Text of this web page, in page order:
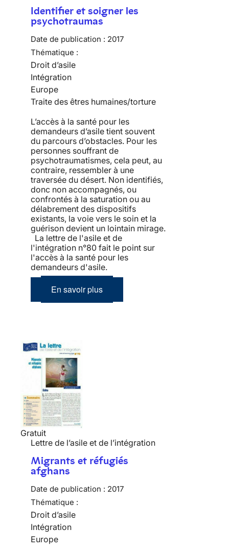
Identifier et soigner les
psychotraumas
Date de publication : 2017
Thématique :
Droit d’asile
Intégration
Europe
Traite des êtres humaines/torture
L’accès à la santé pour les
demandeurs d’asile tient souvent
du parcours d’obstacles. Pour les
personnes souffrant de
psychotraumatismes, cela peut, au
contraire, ressembler à une
traversée du désert. Non identifiés,
donc non accompagnés, ou
confrontés à la saturation ou au
délabrement des dispositifs
existants, la voie vers le soin et la
guérison devient un lointain mirage.
La lettre de l'asile et de
l'intégration n°80 fait le point sur
l'accès à la santé pour les
demandeurs d'asile.
En savoir plus
Gratuit
Lettre de l’asile et de l’intégration
Migrants et réfugiés
afghans
Date de publication : 2017
Thématique :
Droit d’asile
Intégration
Europe